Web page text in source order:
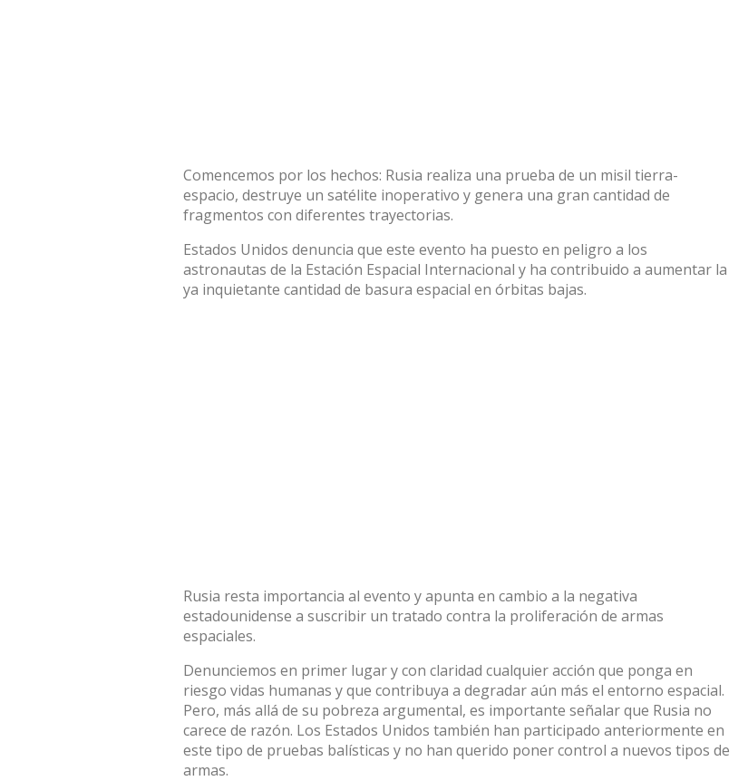
Comencemos por los hechos: Rusia realiza una prueba de un misil tierra-
espacio, destruye un satélite inoperativo y genera una gran cantidad de
fragmentos con diferentes trayectorias.
Estados Unidos denuncia que este evento ha puesto en peligro a los
astronautas de la Estación Espacial Internacional y ha contribuido a aumentar la
ya inquietante cantidad de basura espacial en órbitas bajas.
Rusia resta importancia al evento y apunta en cambio a la negativa
estadounidense a suscribir un tratado contra la proliferación de armas
espaciales.
Denunciemos en primer lugar y con claridad cualquier acción que ponga en
riesgo vidas humanas y que contribuya a degradar aún más el entorno espacial.
Pero, más allá de su pobreza argumental, es importante señalar que Rusia no
carece de razón. Los Estados Unidos también han participado anteriormente en
este tipo de pruebas balísticas y no han querido poner control a nuevos tipos de
armas.